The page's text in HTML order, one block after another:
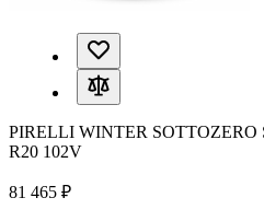
PIRELLI WINTER SOTTOZERO
R20 102V
81 465 ₽